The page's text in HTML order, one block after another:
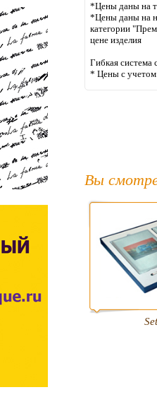
*Цены даны на
*Цены даны на
категории
цене
Гибкая система
* Цены с
Вы